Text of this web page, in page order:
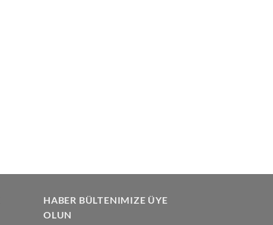
HABER BÜLTENIMIZE ÜYE
OLUN